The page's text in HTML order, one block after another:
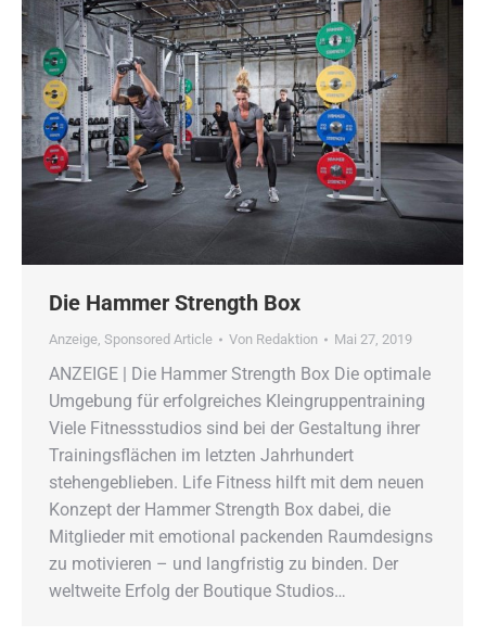
Die Hammer Strength Box
Anzeige Sponsored Article Von Redaktion Mai 27, 2019
ANZEIGE | Die Hammer Strength Box Die optimale
Umgebung für erfolgreiches Kleingruppentraining
Viele Fitnessstudios sind bei der Gestaltung ihrer
Trainingsflächen im letzten Jahrhundert
stehengeblieben. Life Fitness hilft mit dem neuen
Konzept der Hammer Strength Box dabei, die
Mitglieder mit emotional packenden Raumdesigns
zu motivieren – und langfristig zu binden. Der
weltweite Erfolg der Boutique Studios…